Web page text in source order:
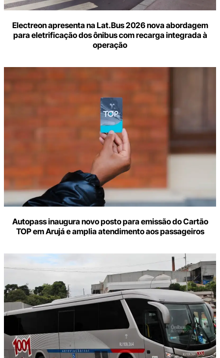
Electreon apresenta na Lat.Bus 2026 nova abordagem
para eletrificação dos ônibus com recarga integrada à
operação
Autopass inaugura novo posto para emissão do Cartão
TOP em Arujá e amplia atendimento aos passageiros